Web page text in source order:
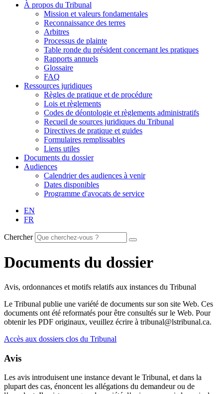
À propos du Tribunal
Mission et valeurs fondamentales
Reconnaissance des terres
Arbitres
Processus de plainte
Table ronde du président concernant les pratiques
Rapports annuels
Glossaire
FAQ
Ressources juridiques
Règles de pratique et de procédure
Lois et règlements
Codes de déontologie et règlements administratifs
Recueil de sources juridiques du Tribunal
Directives de pratique et guides
Formulaires remplissables
Liens utiles
Documents du dossier
Audiences
Calendrier des audiences à venir
Dates disponibles
Programme d'avocats de service
EN
FR
Chercher
Documents du dossier
Avis, ordonnances et motifs relatifs aux instances du Tribunal
Le Tribunal publie une variété de documents sur son site Web. Ces
documents ont été reformatés pour être consultés sur le Web. Pour
obtenir les PDF originaux, veuillez écrire à tribunal@lstribunal.ca.
Accès aux dossiers clos du Tribunal
Avis
Les avis introduisent une instance devant le Tribunal, et dans la
plupart des cas, énoncent les allégations du demandeur ou de